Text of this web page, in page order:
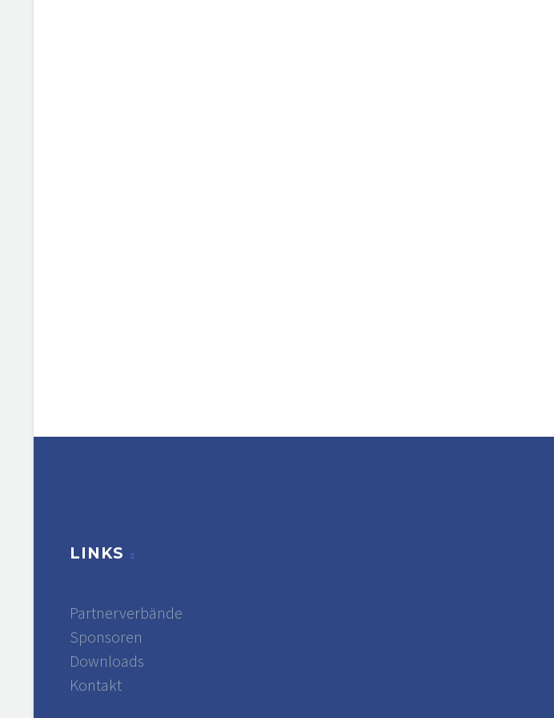
LINKS
Partnerverbände
Sponsoren
Downloads
Kontakt